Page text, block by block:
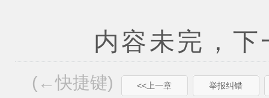
内容未完，下
(←快捷键) <<上一章 举报纠错